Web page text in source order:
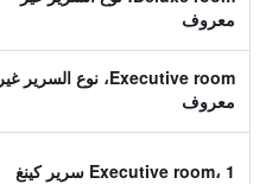
معروف
Executive room، نوع السرير غير
معروف
Executive room، 1 سرير كينغ